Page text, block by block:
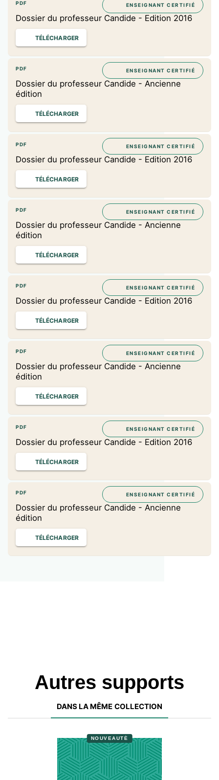
téléchargeable gratuitement sur
www.enseignants.hachette-education.com
PDF
Dossier du professeur Candide - Edition 2016
ENSEIGNANT CERTIFIÉ
TÉLÉCHARGER
PDF
Dossier du professeur Candide - Ancienne
édition
ENSEIGNANT CERTIFIÉ
TÉLÉCHARGER
PDF
Dossier du professeur Candide - Edition 2016
ENSEIGNANT CERTIFIÉ
TÉLÉCHARGER
PDF
Dossier du professeur Candide - Ancienne
édition
ENSEIGNANT CERTIFIÉ
TÉLÉCHARGER
PDF
Dossier du professeur Candide - Edition 2016
ENSEIGNANT CERTIFIÉ
TÉLÉCHARGER
PDF
Dossier du professeur Candide - Ancienne
édition
ENSEIGNANT CERTIFIÉ
TÉLÉCHARGER
PDF
Dossier du professeur Candide - Edition 2016
ENSEIGNANT CERTIFIÉ
TÉLÉCHARGER
PDF
Dossier du professeur Candide - Ancienne
édition
ENSEIGNANT CERTIFIÉ
TÉLÉCHARGER
Autres supports
DANS LA MÊME COLLECTION
NOUVEAUTÉ